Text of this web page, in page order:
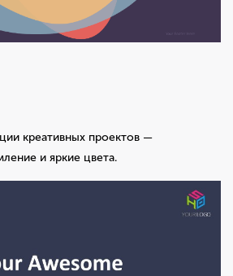
креативных проектов —
и яркие цвета.